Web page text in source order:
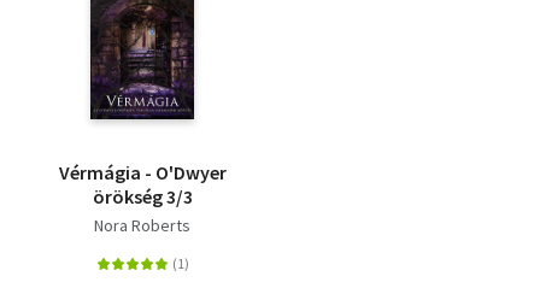
Vérmágia - O'Dwyer
örökség 3/3
Nora Roberts